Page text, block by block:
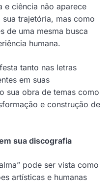
e ciência não aparece
trajetória, mas como
de uma mesma busca
humana.
tanto nas letras
em suas
sua obra de temas como
e construção de
sua discografia
pode ser vista como
artísticas e humanas